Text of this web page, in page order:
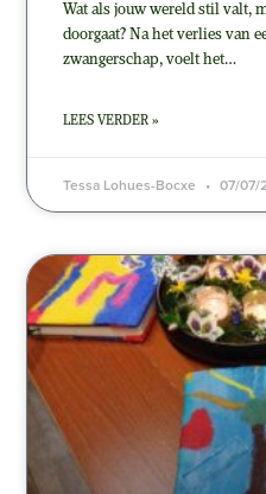
Wat als jouw wereld stil valt,
doorgaat? Na het verlies van
zwangerschap, voelt het…
LEES VERDER »
Tessa Lohues-Bocxe 07/07/